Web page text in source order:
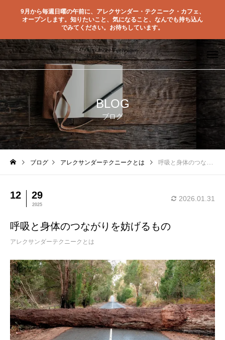
9月から毎週日曜の午前に、アレクサンダー・テクニーク・カフェ、
オープンします。知りたいこと、気になること、なんでも持ち込ん
でみてください。お待ちしています。
BLOG
ブログ
ブログ アレクサンダーテクニークとは 呼吸と身体のつながりを妨げるもの
12 29
2025
2026.01.31
呼吸と身体のつながりを妨げるもの
アレクサンダーテクニークとは